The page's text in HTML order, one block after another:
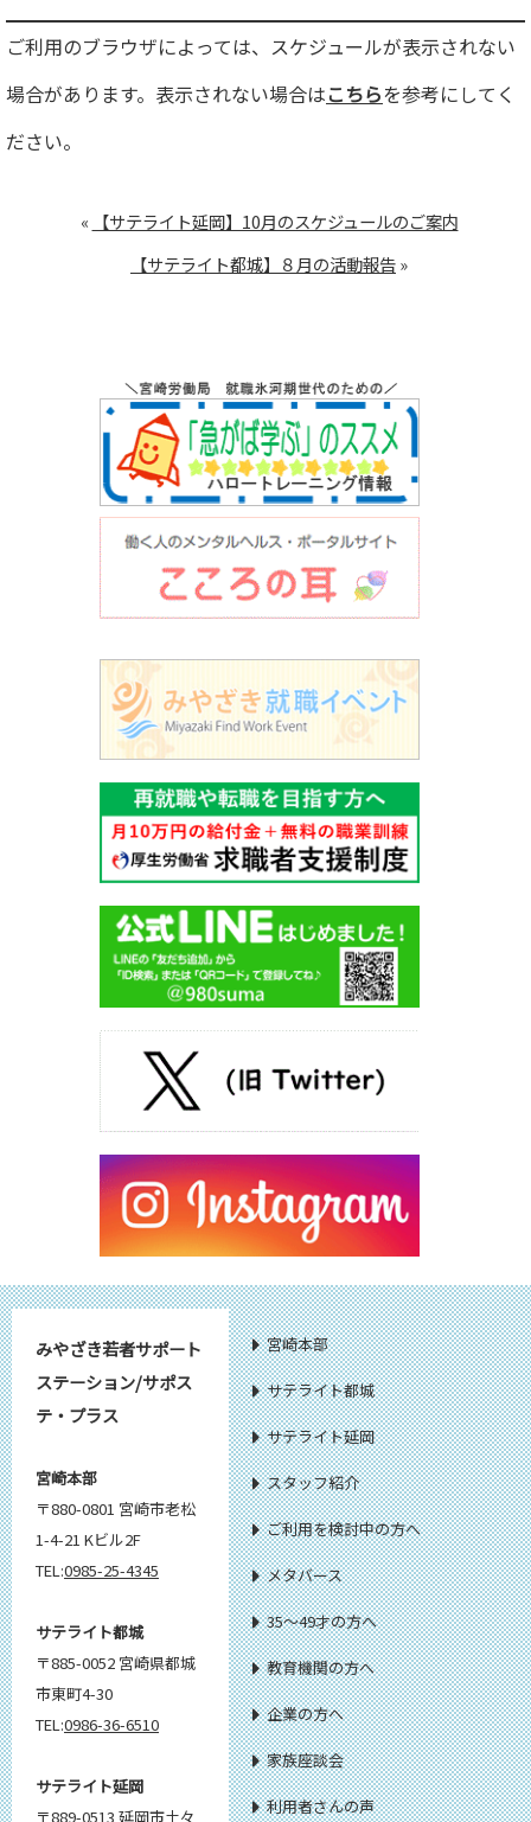
ご利用のブラウザによっては、スケジュールが表示されない
場合があります。表示されない場合はこちらを参考にしてく
ださい。
«
【サテライト延岡】10月のスケジュールのご案内
【サテライト都城】８月の活動報告»
みやざき若者サポート
ステーション/サポス
テ・プラス
宮崎本部
〒880-0801 宮崎市老松
1-4-21 Kビル2F
TEL:0985-25-4345
サテライト都城
〒885-0052 宮崎県都城
市東町4-30
TEL:0986-36-6510
サテライト延岡
〒889-0513 延岡市土々
宮崎本部
サテライト都城
サテライト延岡
スタッフ紹介
ご利用を検討中の方へ
メタバース
35～49才の方へ
教育機関の方へ
企業の方へ
家族座談会
利用者さんの声